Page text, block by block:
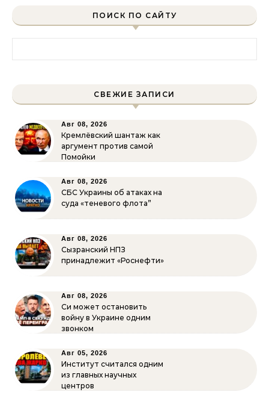
ПОИСК ПО САЙТУ
СВЕЖИЕ ЗАПИСИ
Авг 08, 2026
Кремлёвский шантаж как
аргумент против самой
Помойки
Авг 08, 2026
СБС Украины об атаках на
суда «теневого флота”
Авг 08, 2026
Сызранский НПЗ
принадлежит «Роснефти»
Авг 08, 2026
Си может остановить
войну в Украине одним
звонком
Авг 05, 2026
Институт считался одним
из главных научных
центров